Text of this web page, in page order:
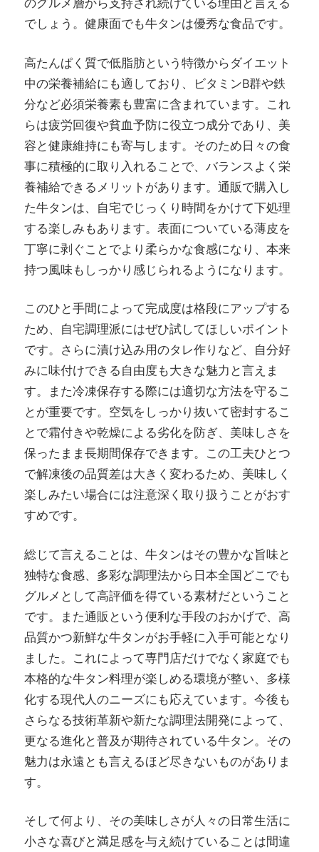
でしょう。健康面でも牛タンは優秀な食品です。
高たんぱく質で低脂肪という特徴からダイエット
中の栄養補給にも適しており、ビタミンB群や鉄
分など必須栄養素も豊富に含まれています。これ
らは疲労回復や貧血予防に役立つ成分であり、美
容と健康維持にも寄与します。そのため日々の食
事に積極的に取り入れることで、バランスよく栄
養補給できるメリットがあります。通販で購入し
た牛タンは、自宅でじっくり時間をかけて下処理
する楽しみもあります。表面についている薄皮を
丁寧に剥ぐことでより柔らかな食感になり、本来
持つ風味もしっかり感じられるようになります。
このひと手間によって完成度は格段にアップする
ため、自宅調理派にはぜひ試してほしいポイント
です。さらに漬け込み用のタレ作りなど、自分好
みに味付けできる自由度も大きな魅力と言えま
す。また冷凍保存する際には適切な方法を守るこ
とが重要です。空気をしっかり抜いて密封するこ
とで霜付きや乾燥による劣化を防ぎ、美味しさを
保ったまま長期間保存できます。この工夫ひとつ
で解凍後の品質差は大きく変わるため、美味しく
楽しみたい場合には注意深く取り扱うことがおす
すめです。
総じて言えることは、牛タンはその豊かな旨味と
独特な食感、多彩な調理法から日本全国どこでも
グルメとして高評価を得ている素材だということ
です。また通販という便利な手段のおかげで、高
品質かつ新鮮な牛タンがお手軽に入手可能となり
ました。これによって専門店だけでなく家庭でも
本格的な牛タン料理が楽しめる環境が整い、多様
化する現代人のニーズにも応えています。今後も
さらなる技術革新や新たな調理法開発によって、
更なる進化と普及が期待されている牛タン。その
魅力は永遠とも言えるほど尽きないものがありま
す。
そして何より、その美味しさが人々の日常生活に
小さな喜びと満足感を与え続けていることは間違